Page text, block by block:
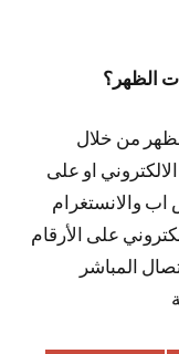
الظهر؟
من خلال
او على
اب والانستغرام
على الأرقام
المباشر